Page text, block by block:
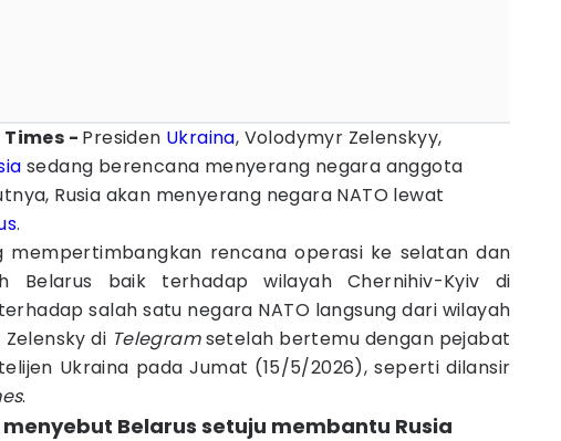
- Presiden Ukraina, Volodymyr Zelenskyy,
sedang berencana menyerang negara anggota
Rusia akan menyerang negara NATO lewat
.
mempertimbangkan rencana operasi ke selatan dan
Belarus baik terhadap wilayah Chernihiv-Kyiv di
salah satu negara NATO langsung dari wilayah
Zelensky di Telegramsetelah bertemu dengan pejabat
Ukraina pada Jumat (15/5/2026), seperti dilansir
.
menyebut Belarus setuju membantu Rusia